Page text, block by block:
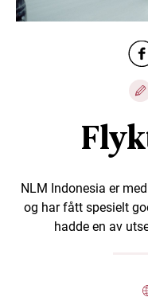
NLM Indonesia er
og har fått spesielt
hadde en av